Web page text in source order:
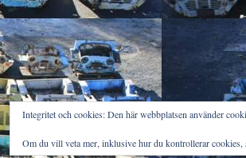
Integritet och cookies: Den här webbplatsen använder
Om du vill veta mer, inklusive hur du kontrollerar cookies,